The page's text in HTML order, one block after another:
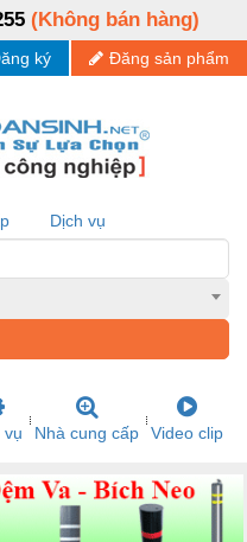
(Không bán hàng)
Đăng sản phẩm
ký
Dịch vụ
vụ Nhà cung cấp Video clip